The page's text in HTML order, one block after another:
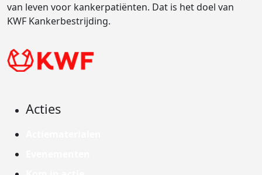
van leven voor kankerpatiënten. Dat is het doel van
KWF Kankerbestrijding.
Acties